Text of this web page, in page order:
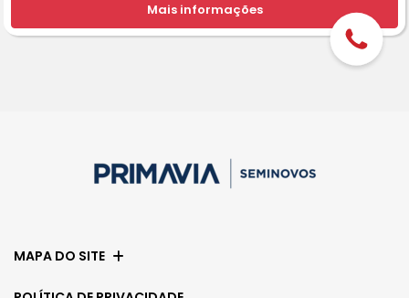
Mais informações
MAPA DO SITE